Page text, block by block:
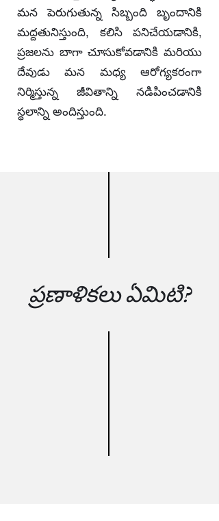
మన పెరుగుతున్న సిబ్బంది బృందానికి
మద్దతునిస్తుంది, కలిసి పనిచేయడానికి,
ప్రజలను బాగా చూసుకోవడానికి మరియు
దేవుడు మన మధ్య ఆరోగ్యకరంగా
నిర్మిస్తున్న జీవితాన్ని నడిపించడానికి
స్థలాన్ని అందిస్తుంది.
ప్రణాళికలు ఏమిటి?